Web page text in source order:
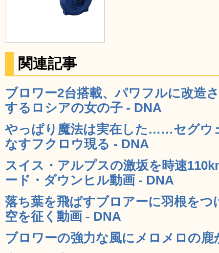
関連記事
ブロワー2台搭載、パワフルに改造
するロシアの女の子 - DNA
やっぱり魔法は実在した……セグウ
なすフクロウ現る - DNA
スイス・アルプスの激坂を時速
ード・ダウンヒル動画 - DNA
落ち葉を飛ばすブロアーに羽根をつ
空を征く動画 - DNA
ブロワーの強力な風にメロメロの